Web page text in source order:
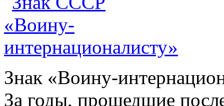
Знак «Воину-
За годы, прошедшие